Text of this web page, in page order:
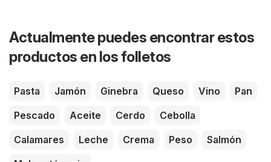
Actualmente puedes encontrar estos
productos en los folletos
Pasta Jamón Ginebra Queso Vino
Pan
Pescado
Aceite Cerdo
Cebolla
Calamares
Leche Crema Peso
Salmón